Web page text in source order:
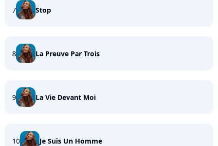
7 Stop
8 La Preuve Par Trois
9 La Vie Devant Moi
10 Je Suis Un Homme